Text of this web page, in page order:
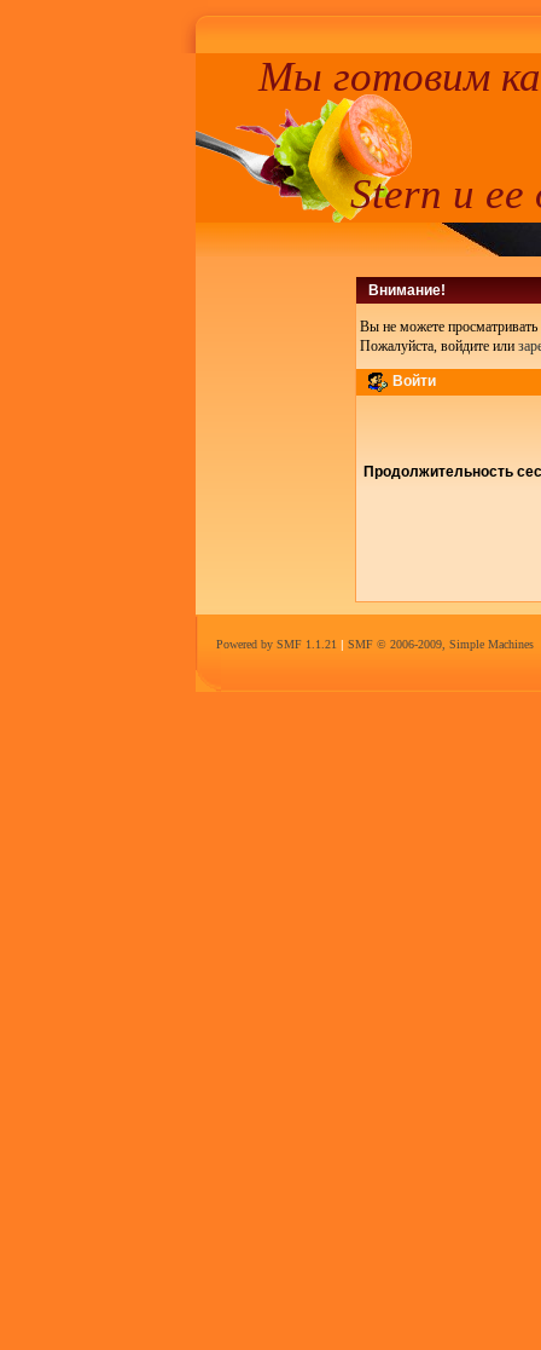
Мы готовим
Stern и ее
Внимание!
Вы не можете просматривать
Пожалуйста, войдите или
Войти
Продолжительность
Powered by SMF 1.1.21 | SMF © 2006-2009, Simple Machines